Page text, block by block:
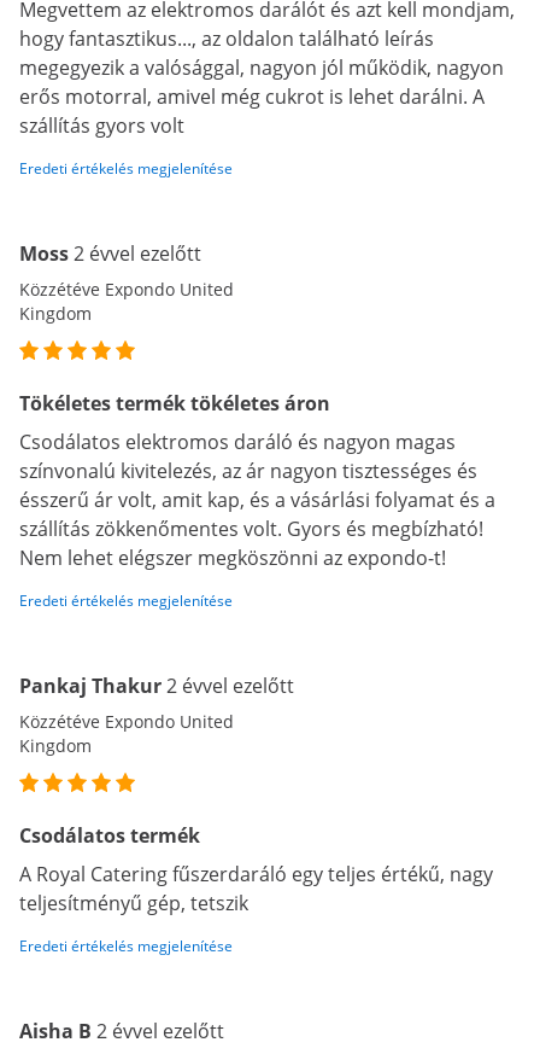
Megvettem az elektromos darálót és azt kell mondjam,
hogy fantasztikus..., az oldalon található leírás
megegyezik a valósággal, nagyon jól működik, nagyon
erős motorral, amivel még cukrot is lehet darálni. A
szállítás gyors volt
Eredeti értékelés megjelenítése
Moss2 évvel ezelőtt
Közzétéve Expondo United
Kingdom
Tökéletes termék tökéletes áron
Csodálatos elektromos daráló és nagyon magas
színvonalú kivitelezés, az ár nagyon tisztességes és
ésszerű ár volt, amit kap, és a vásárlási folyamat és a
szállítás zökkenőmentes volt. Gyors és megbízható!
Nem lehet elégszer megköszönni az expondo-t!
Eredeti értékelés megjelenítése
Pankaj Thakur2 évvel ezelőtt
Közzétéve Expondo United
Kingdom
Csodálatos termék
A Royal Catering fűszerdaráló egy teljes értékű, nagy
teljesítményű gép, tetszik
Eredeti értékelés megjelenítése
Aisha B 2 évvel ezelőtt